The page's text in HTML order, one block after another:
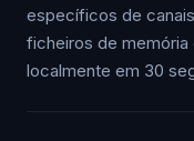
específicos de
ficheiros de
localmente em 30